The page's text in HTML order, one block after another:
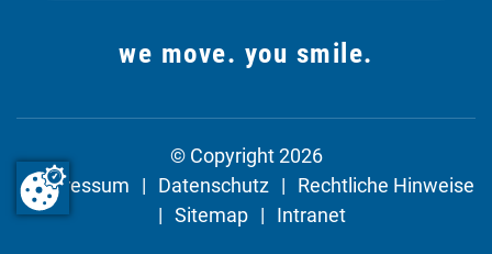
we move. you smile.
© Copyright 2026
Impressum
Datenschutz
Rechtliche Hinweise
Sitemap
Intranet